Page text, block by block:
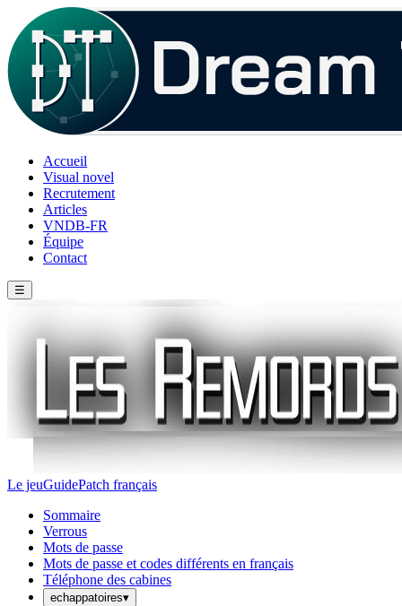
Accueil
Visual novel
Recrutement
Articles
VNDB-FR
Équipe
Contact
☰
Le jeuGuidePatch français
Sommaire
Verrous
Mots de passe
Mots de passe et codes différents en français
Téléphone des cabines
echappatoires▾